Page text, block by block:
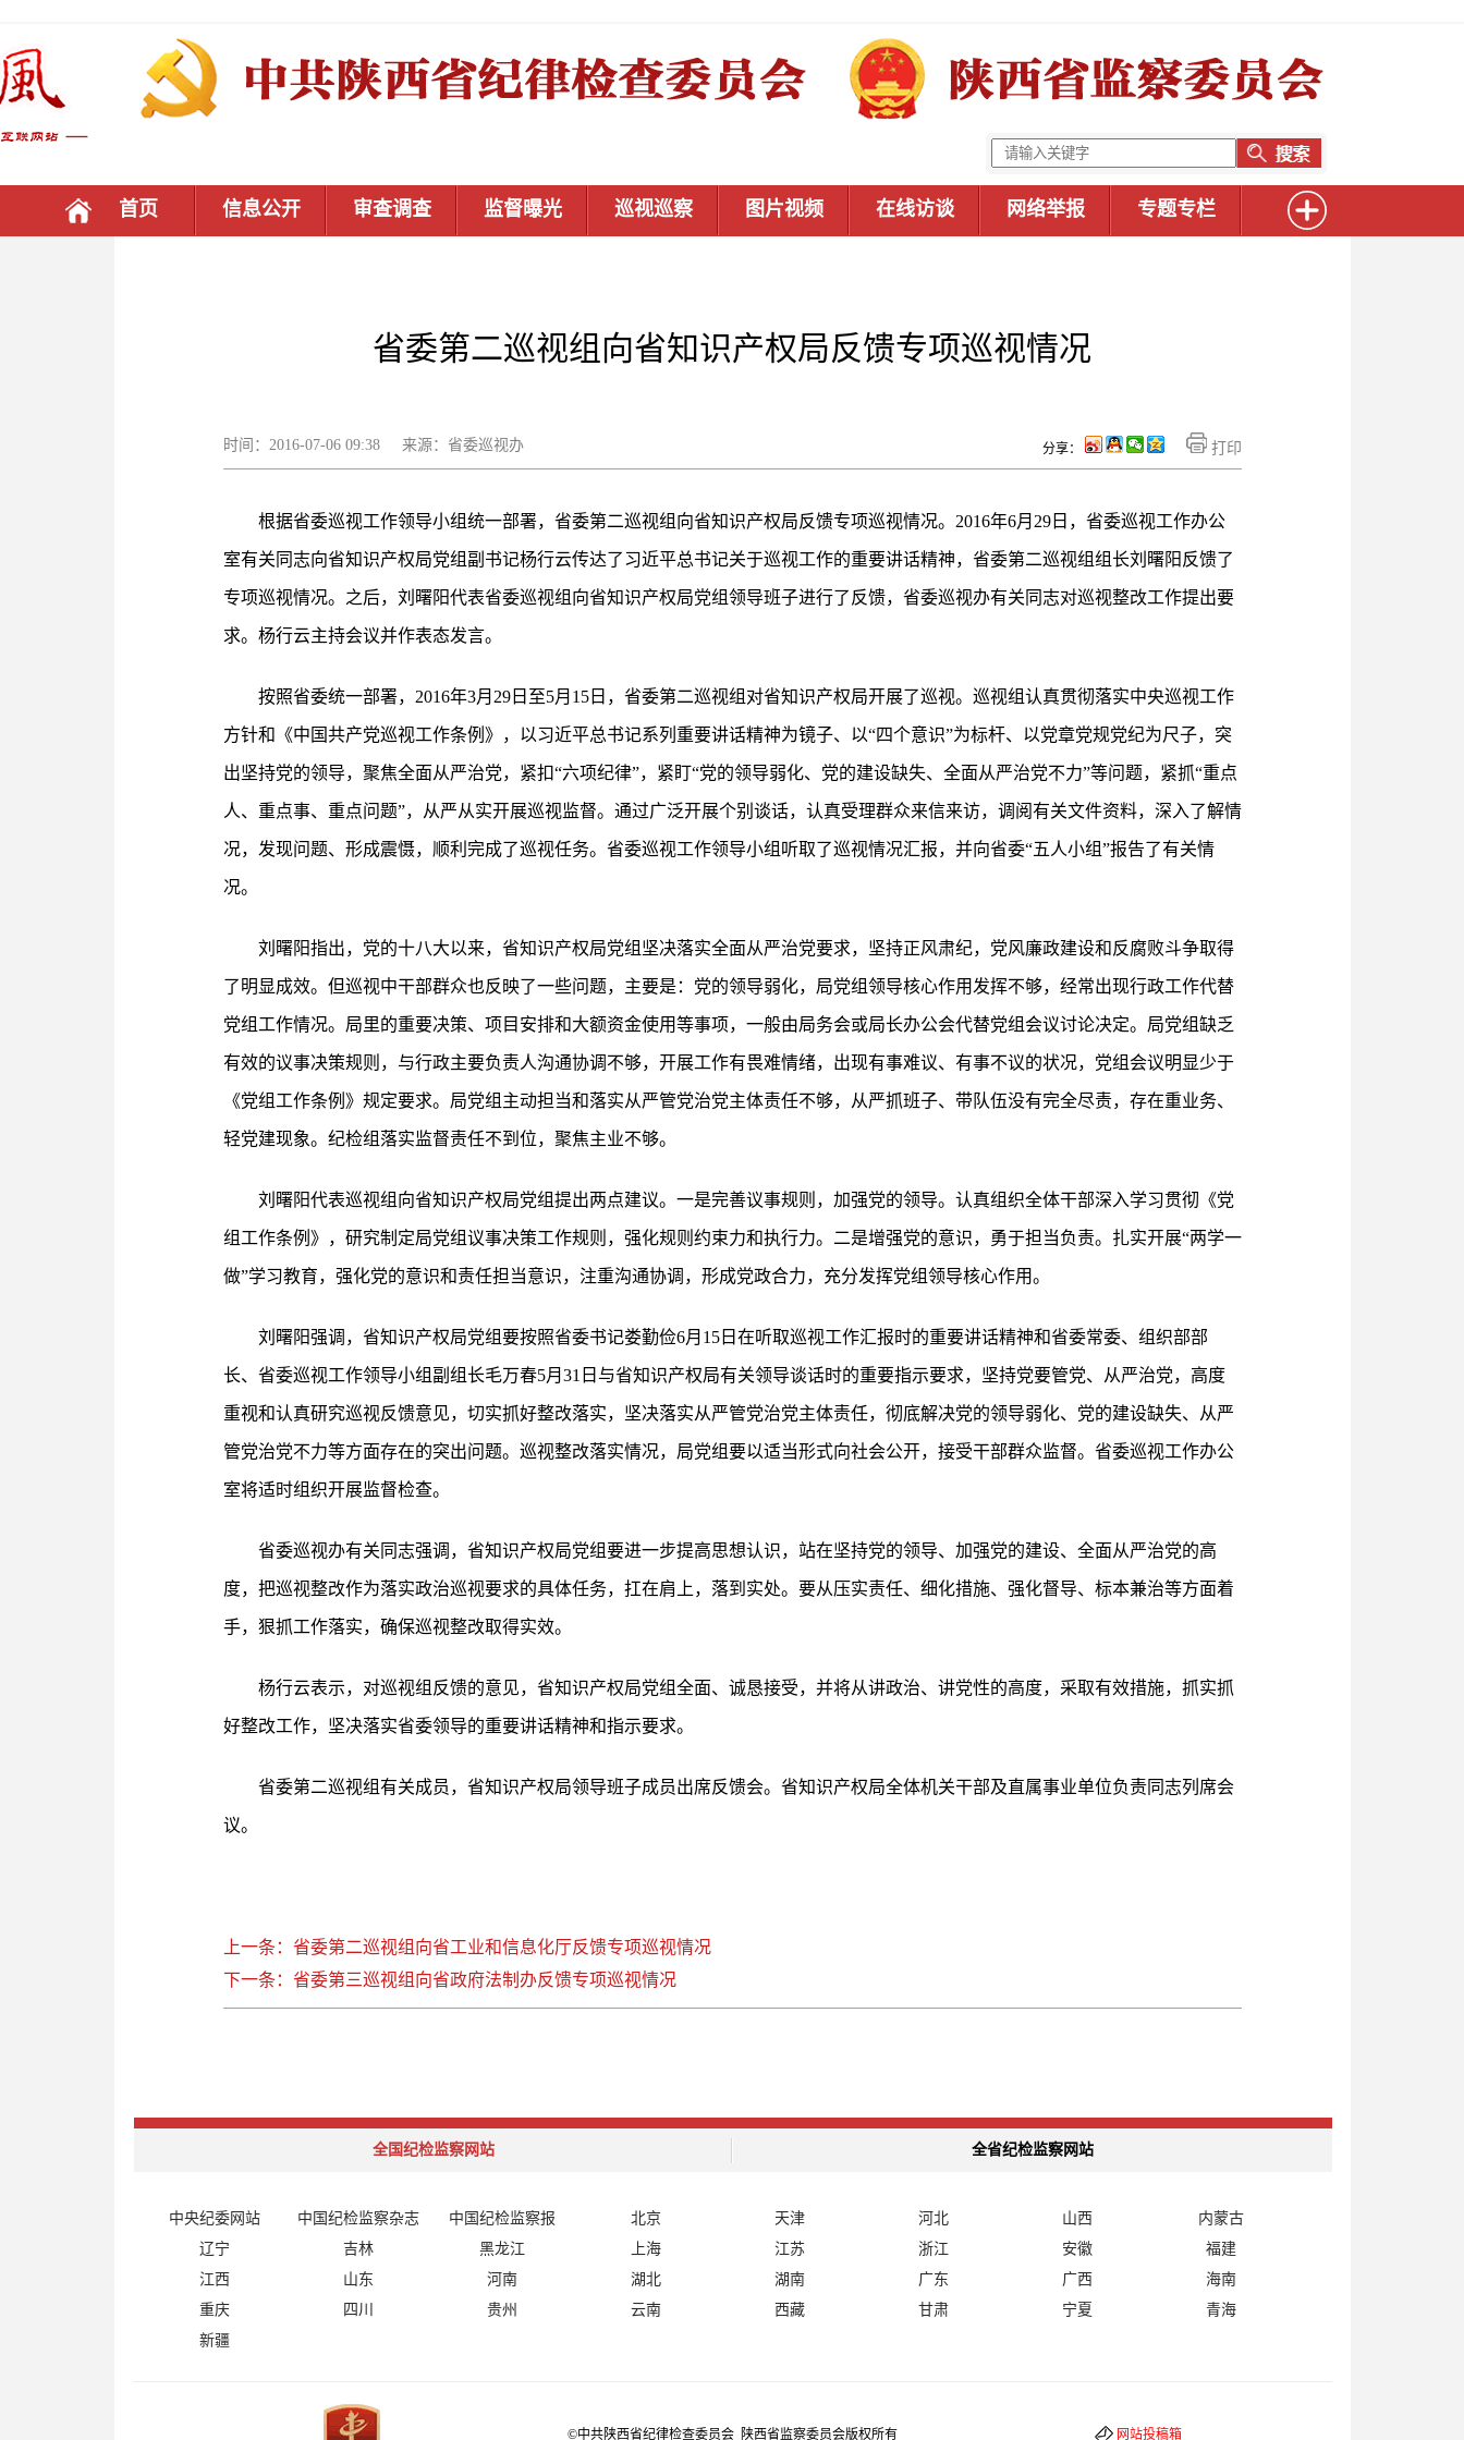
首页 信息公开 审查调查 监督曝光 巡视巡察 图片视频 在线访谈 网络举报 专题专栏
省委第二巡视组向省知识产权局反馈专项巡视情况
时间：2016-07-06 09:38 来源：省委巡视办 打印
分享：
根据省委巡视工作领导小组统一部署，省委第二巡视组向省知识产权局反馈专项巡视情况。2016年6月29日，省委巡视工作办公
室有关同志向省知识产权局党组副书记杨行云传达了习近平总书记关于巡视工作的重要讲话精神，省委第二巡视组组长刘曙阳反馈了
专项巡视情况。之后，刘曙阳代表省委巡视组向省知识产权局党组领导班子进行了反馈，省委巡视办有关同志对巡视整改工作提出要
求。杨行云主持会议并作表态发言。
按照省委统一部署，2016年3月29日至5月15日，省委第二巡视组对省知识产权局开展了巡视。巡视组认真贯彻落实中央巡视工作
方针和《中国共产党巡视工作条例》，以习近平总书记系列重要讲话精神为镜子、以“四个意识”为标杆、以党章党规党纪为尺子，突
出坚持党的领导，聚焦全面从严治党，紧扣“六项纪律”，紧盯“党的领导弱化、党的建设缺失、全面从严治党不力”等问题，紧抓“重点
人、重点事、重点问题”，从严从实开展巡视监督。通过广泛开展个别谈话，认真受理群众来信来访，调阅有关文件资料，深入了解情
况，发现问题、形成震慑，顺利完成了巡视任务。省委巡视工作领导小组听取了巡视情况汇报，并向省委“五人小组”报告了有关情
况。
刘曙阳指出，党的十八大以来，省知识产权局党组坚决落实全面从严治党要求，坚持正风肃纪，党风廉政建设和反腐败斗争取得
了明显成效。但巡视中干部群众也反映了一些问题，主要是：党的领导弱化，局党组领导核心作用发挥不够，经常出现行政工作代替
党组工作情况。局里的重要决策、项目安排和大额资金使用等事项，一般由局务会或局长办公会代替党组会议讨论决定。局党组缺乏
有效的议事决策规则，与行政主要负责人沟通协调不够，开展工作有畏难情绪，出现有事难议、有事不议的状况，党组会议明显少于
《党组工作条例》规定要求。局党组主动担当和落实从严管党治党主体责任不够，从严抓班子、带队伍没有完全尽责，存在重业务、
轻党建现象。纪检组落实监督责任不到位，聚焦主业不够。
刘曙阳代表巡视组向省知识产权局党组提出两点建议。一是完善议事规则，加强党的领导。认真组织全体干部深入学习贯彻《党
组工作条例》，研究制定局党组议事决策工作规则，强化规则约束力和执行力。二是增强党的意识，勇于担当负责。扎实开展“两学一
做”学习教育，强化党的意识和责任担当意识，注重沟通协调，形成党政合力，充分发挥党组领导核心作用。
刘曙阳强调，省知识产权局党组要按照省委书记娄勤俭6月15日在听取巡视工作汇报时的重要讲话精神和省委常委、组织部部
长、省委巡视工作领导小组副组长毛万春5月31日与省知识产权局有关领导谈话时的重要指示要求，坚持党要管党、从严治党，高度
重视和认真研究巡视反馈意见，切实抓好整改落实，坚决落实从严管党治党主体责任，彻底解决党的领导弱化、党的建设缺失、从严
管党治党不力等方面存在的突出问题。巡视整改落实情况，局党组要以适当形式向社会公开，接受干部群众监督。省委巡视工作办公
室将适时组织开展监督检查。
省委巡视办有关同志强调，省知识产权局党组要进一步提高思想认识，站在坚持党的领导、加强党的建设、全面从严治党的高
度，把巡视整改作为落实政治巡视要求的具体任务，扛在肩上，落到实处。要从压实责任、细化措施、强化督导、标本兼治等方面着
手，狠抓工作落实，确保巡视整改取得实效。
杨行云表示，对巡视组反馈的意见，省知识产权局党组全面、诚恳接受，并将从讲政治、讲党性的高度，采取有效措施，抓实抓
好整改工作，坚决落实省委领导的重要讲话精神和指示要求。
省委第二巡视组有关成员，省知识产权局领导班子成员出席反馈会。省知识产权局全体机关干部及直属事业单位负责同志列席会
议。
上一条：省委第二巡视组向省工业和信息化厅反馈专项巡视情况
下一条：省委第三巡视组向省政府法制办反馈专项巡视情况
全国纪检监察网站 全省纪检监察网站
中央纪委网站 中国纪检监察杂志 中国纪检监察报 北京 天津 河北 山西
内蒙古
辽宁
吉林 黑龙江 上海 江苏 浙江 安徽
福建
江西
山东 河南 湖北 湖南 广东 广西
海南
重庆
四川 贵州 云南 西藏 甘肃 宁夏
青海
新疆
©中共陕西省纪律检查委员会 陕西省监察委员会版权所有 网站投稿箱